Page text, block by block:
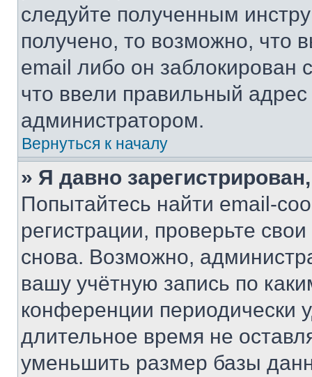
следуйте полученным
получено, то возможно, что
email либо он
что ввели правильный адрес
администратором.
Вернуться к началу
» Я давно
Попытайтесь найти email-
регистрации, проверьте
снова. Возможно,
вашу учётную запись по
конференции периодически
длительное время не
уменьшить размер базы